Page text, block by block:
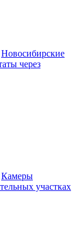
Новосибирские
через
Камеры
участках